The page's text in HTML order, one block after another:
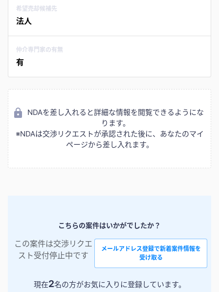
希望売却候補先
法人
仲介専門家の有無
有
NDAを差し入れると詳細な情報を閲覧できるようにな
ります。
※NDAは交渉リクエストが承認された後に、あなたのマイ
ページから差し入れます。
こちらの案件はいかがでしたか？
この案件は交渉リクエ
スト受付停止中です
メールアドレス登録で新着案件情報を
受け取る
現在2名の方がお気に入りに登録しています。